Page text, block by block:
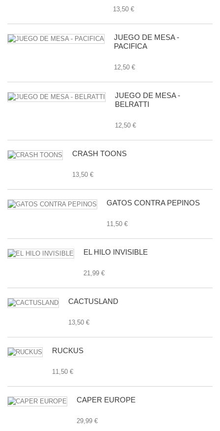
13,50 €
JUEGO DE MESA -
PACIFICA
12,50 €
JUEGO DE MESA -
BELRATTI
12,50 €
CRASH TOONS
13,50 €
GATOS CONTRA PEPINOS
11,50 €
EL HILO INVISIBLE
21,99 €
CACTUSLAND
13,50 €
RUCKUS
11,50 €
CAPER EUROPE
29,99 €